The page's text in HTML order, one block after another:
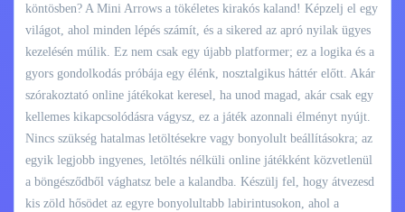
köntösben? A Mini Arrows a tökéletes kirakós kaland! Képzelj el egy
világot, ahol minden lépés számít, és a sikered az apró nyilak ügyes
kezelésén múlik. Ez nem csak egy újabb platformer; ez a logika és a
gyors gondolkodás próbája egy élénk, nosztalgikus háttér előtt. Akár
szórakoztató online játékokat keresel, ha unod magad, akár csak egy
kellemes kikapcsolódásra vágysz, ez a játék azonnali élményt nyújt.
Nincs szükség hatalmas letöltésekre vagy bonyolult beállításokra; az
egyik legjobb ingyenes, letöltés nélküli online játékként közvetlenül
a böngésződből vághatsz bele a kalandba. Készülj fel, hogy átvezesd
kis zöld hősödet az egyre bonyolultabb labirintusokon, ahol a